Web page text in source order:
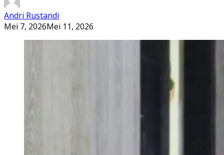
Andri Rustandi
Mei 7, 2026Mei 11, 2026